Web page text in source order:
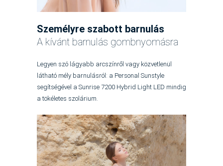
Személyre szabott barnulás
A kívánt barnulás gombnyomásra
Legyen szó lágyabb arcszínről vagy közvetlenül
látható mély barnulásról: a Personal Sunstyle
segítségével a Sunrise 7200 Hybrid Light LED mindig
a tökéletes szolárium.